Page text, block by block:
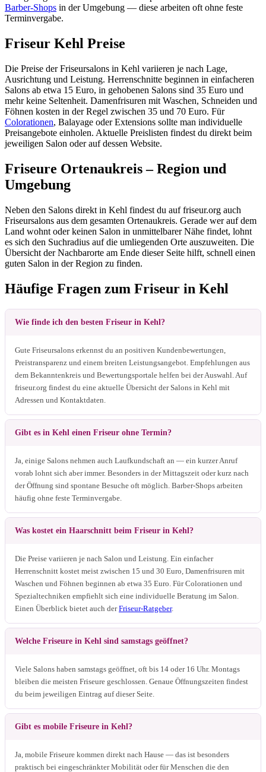
Barber-Shops in der Umgebung — diese arbeiten oft ohne feste
Terminvergabe.
Friseur Kehl Preise
Die Preise der Friseursalons in Kehl variieren je nach Lage,
Ausrichtung und Leistung. Herrenschnitte beginnen in einfacheren
Salons ab etwa 15 Euro, in gehobenen Salons sind 35 Euro und
mehr keine Seltenheit. Damenfrisuren mit Waschen, Schneiden und
Föhnen kosten in der Regel zwischen 35 und 70 Euro. Für
Colorationen, Balayage oder Extensions sollte man individuelle
Preisangebote einholen. Aktuelle Preislisten findest du direkt beim
jeweiligen Salon oder auf dessen Website.
Friseure Ortenaukreis – Region und
Umgebung
Neben den Salons direkt in Kehl findest du auf friseur.org auch
Friseursalons aus dem gesamten Ortenaukreis. Gerade wer auf dem
Land wohnt oder keinen Salon in unmittelbarer Nähe findet, lohnt
es sich den Suchradius auf die umliegenden Orte auszuweiten. Die
Übersicht der Nachbarorte am Ende dieser Seite hilft, schnell einen
guten Salon in der Region zu finden.
Häufige Fragen zum Friseur in Kehl
Wie finde ich den besten Friseur in Kehl?
Gute Friseursalons erkennst du an positiven Kundenbewertungen,
Preistransparenz und einem breiten Leistungsangebot. Empfehlungen aus
dem Bekanntenkreis und Bewertungsportale helfen bei der Auswahl. Auf
friseur.org findest du eine aktuelle Übersicht der Salons in Kehl mit
Adressen und Kontaktdaten.
Gibt es in Kehl einen Friseur ohne Termin?
Ja, einige Salons nehmen auch Laufkundschaft an — ein kurzer Anruf
vorab lohnt sich aber immer. Besonders in der Mittagszeit oder kurz nach
der Öffnung sind spontane Besuche oft möglich. Barber-Shops arbeiten
häufig ohne feste Terminvergabe.
Was kostet ein Haarschnitt beim Friseur in Kehl?
Die Preise variieren je nach Salon und Leistung. Ein einfacher
Herrenschnitt kostet meist zwischen 15 und 30 Euro, Damenfrisuren mit
Waschen und Föhnen beginnen ab etwa 35 Euro. Für Colorationen und
Spezialtechniken empfiehlt sich eine individuelle Beratung im Salon.
Einen Überblick bietet auch derFriseur-Ratgeber.
Welche Friseure in Kehl sind samstags geöffnet?
Viele Salons haben samstags geöffnet, oft bis 14 oder 16 Uhr. Montags
bleiben die meisten Friseure geschlossen. Genaue Öffnungszeiten findest
du beim jeweiligen Eintrag auf dieser Seite.
Gibt es mobile Friseure in Kehl?
Ja, mobile Friseure kommen direkt nach Hause — das ist besonders
praktisch bei eingeschränkter Mobilität oder für Menschen die den